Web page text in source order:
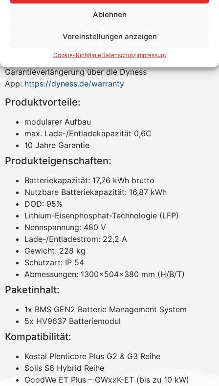
Ablehnen
Voreinstellungen anzeigen
Cookie-RichtlinieDatenschutzImpressum
besseren Stabilität der Kommunikation zwischen der
Batterie und dem Wechselrichter beiträgt und
Batterie trennt, wenn der SOC auf einen Wert unterhalb
des Schwellenwerts fällt.
Garantieverlängerung über die Dyness
App: https://dyness.de/warranty
Produktvorteile:
modularer Aufbau
max. Lade-/Entladekapazität 0,6C
10 Jahre Garantie
Produkteigenschaften:
Batteriekapazität: 17,76 kWh brutto
Nutzbare Batteriekapazität: 16,87 kWh
DOD: 95%
Lithium-Eisenphosphat-Technologie (LFP)
Nennspannung: 480 V
Lade-/Entladestrom: 22,2 A
Gewicht: 228 kg
Schutzart: IP 54
Abmessungen: 1300x504x380 mm (H/B/T)
Paketinhalt:
1x BMS GEN2 Batterie Management System
5x HV9637 Batteriemodul
Kompatibilität:
Kostal Plenticore Plus G2 & G3 Reihe
Solis S6 Hybrid Reihe
GoodWe ET Plus – GWxxK-ET (bis zu 10 kW)